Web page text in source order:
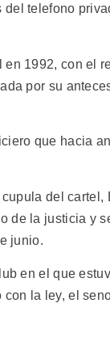
telefono
1992, con el
por su
que hacia
del cartel,
de la justicia y
junio.
en el que
la ley, el